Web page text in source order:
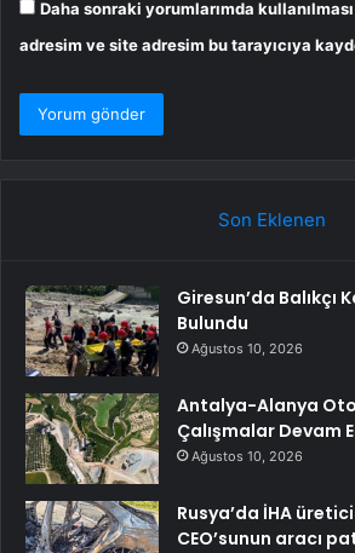
Daha sonraki yorumlarımda
adresim ve site adresim bu tarayıcıya
Son Eklenen
Giresun’da Balıkçı
Bulundu
Ağustos 10, 2026
Antalya-Alanya
Çalışmalar Devam
Ağustos 10, 2026
Rusya’da İHA
CEO’sunun aracı